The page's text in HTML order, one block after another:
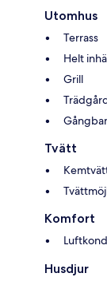
Utomhus
Terrass
Helt
Grill
Tvätt
Komfort
Husdjur